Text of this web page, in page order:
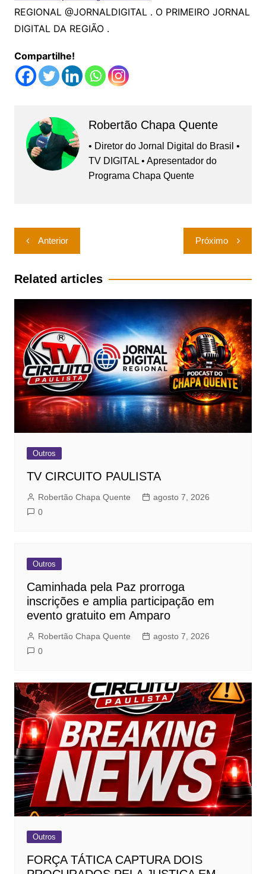
REGIONAL @JORNALDIGITAL . O PRIMEIRO JORNAL
DIGITAL DA REGIÃO .
Compartilhe!
Robertão Chapa Quente
• Diretor do Jornal Digital do Brasil •
TV DIGITAL • Apresentador do
Programa Chapa Quente
Navegação
de
Post
Anterior Próximo
Related articles
Outros
TV CIRCUITO PAULISTA
Robertão Chapa Quente
agosto 7, 2026
0
Outros
Caminhada pela Paz prorroga
inscrições e amplia participação em
evento gratuito em Amparo
Robertão Chapa Quente
agosto 7, 2026
0
Outros
FORÇA TÁTICA CAPTURA DOIS